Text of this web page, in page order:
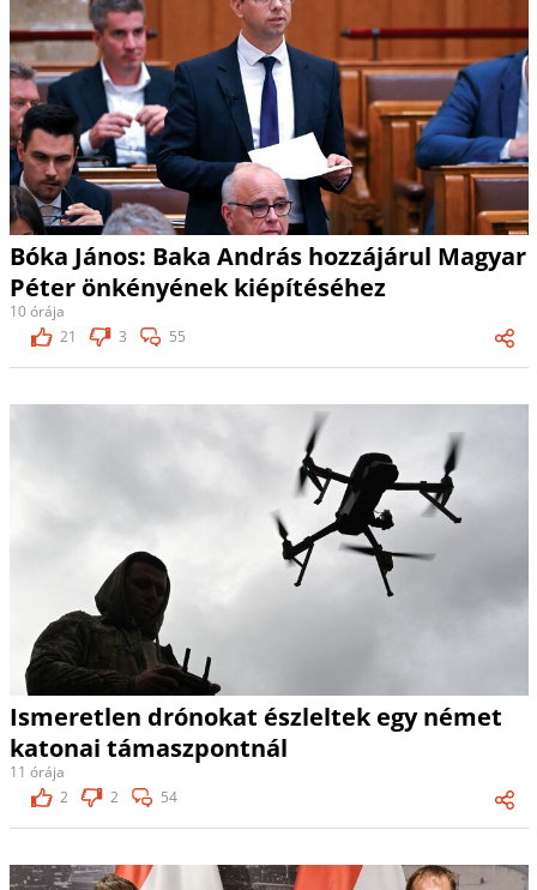
Bóka János: Baka András hozzájárul Magyar
Péter önkényének kiépítéséhez
10 órája
21
3 55
Ismeretlen drónokat észleltek egy német
katonai támaszpontnál
11 órája
2
2 54